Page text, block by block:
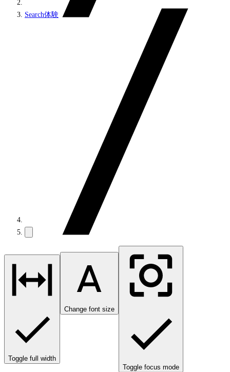
Search体験
Toggle full width
Change font size
Toggle focus mode